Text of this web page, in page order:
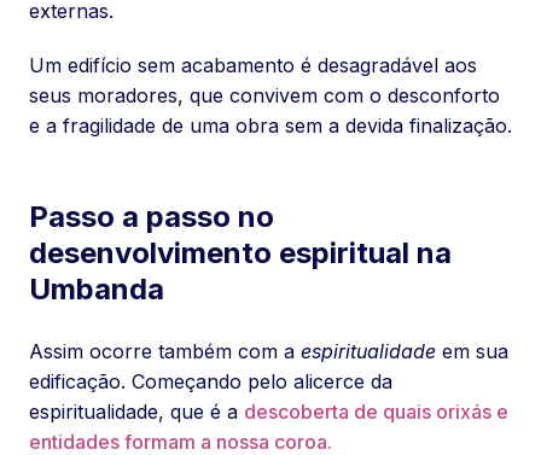
externas.
Um edifício sem acabamento é desagradável aos
seus moradores, que convivem com o desconforto
e a fragilidade de uma obra sem a devida finalização.
Passo a passo no
desenvolvimento espiritual na
Umbanda
Assim ocorre também com a espiritualidade em sua
edificação. Começando pelo alicerce da
espiritualidade, que é a descoberta de quais orixás e
entidades formam a nossa coroa.